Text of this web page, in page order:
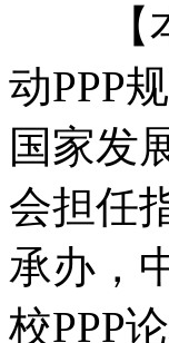
【本
动PPP
国家发
会担任
承办，
校PPP